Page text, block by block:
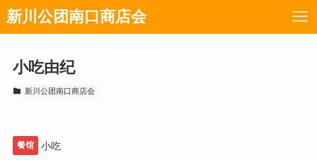
新川公团南口商店会
小吃由纪
新川公团南口商店会
餐馆 小吃